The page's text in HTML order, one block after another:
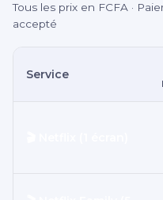
Tous les prix en FCFA ·
accepté
Service